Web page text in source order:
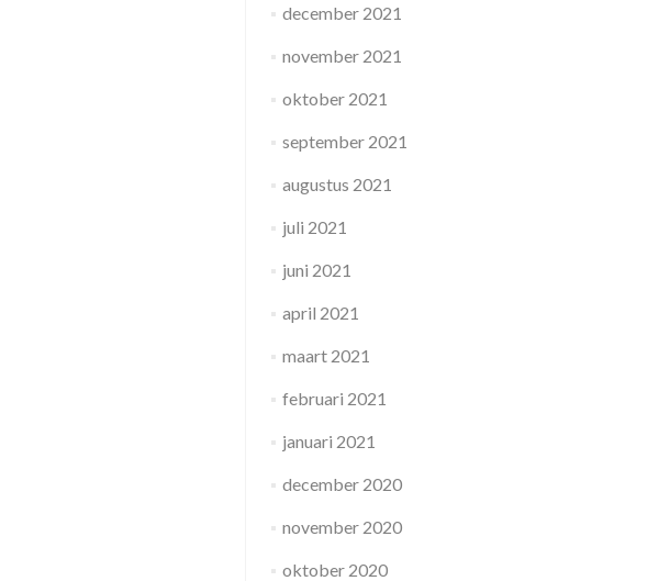
december 2021
november 2021
oktober 2021
september 2021
augustus 2021
juli 2021
juni 2021
april 2021
maart 2021
februari 2021
januari 2021
december 2020
november 2020
oktober 2020